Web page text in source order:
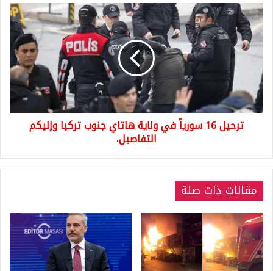
ترحيل
16
سورياً
في
ولاية
هاتاي
جنوب
تركيا
وإليكم
التفاصيل.
ترحيل 16 سورياً في ولاية هاتاي جنوب تركيا وإليكم
التفاصيل.
مقالات ذات صلة